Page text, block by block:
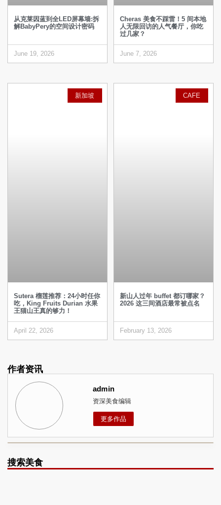
从克莱因蓝到全LED屏幕墙:拆
解BabyPery的空间设计密码
June 19, 2026
Cheras 美食不踩雷！5 间本地
人无限回访的人气餐厅，你吃
过几家？
June 7, 2026
新加坡
Sutera 榴莲推荐：24小时任你
吃，King Fruits Durian 水果
王猫山王真的够力！
April 22, 2026
CAFE
新山人过年 buffet 都订哪家？
2026 这三间酒店最常被点名
February 13, 2026
作者资讯
admin
资深美食编辑
更多作品
搜索美食